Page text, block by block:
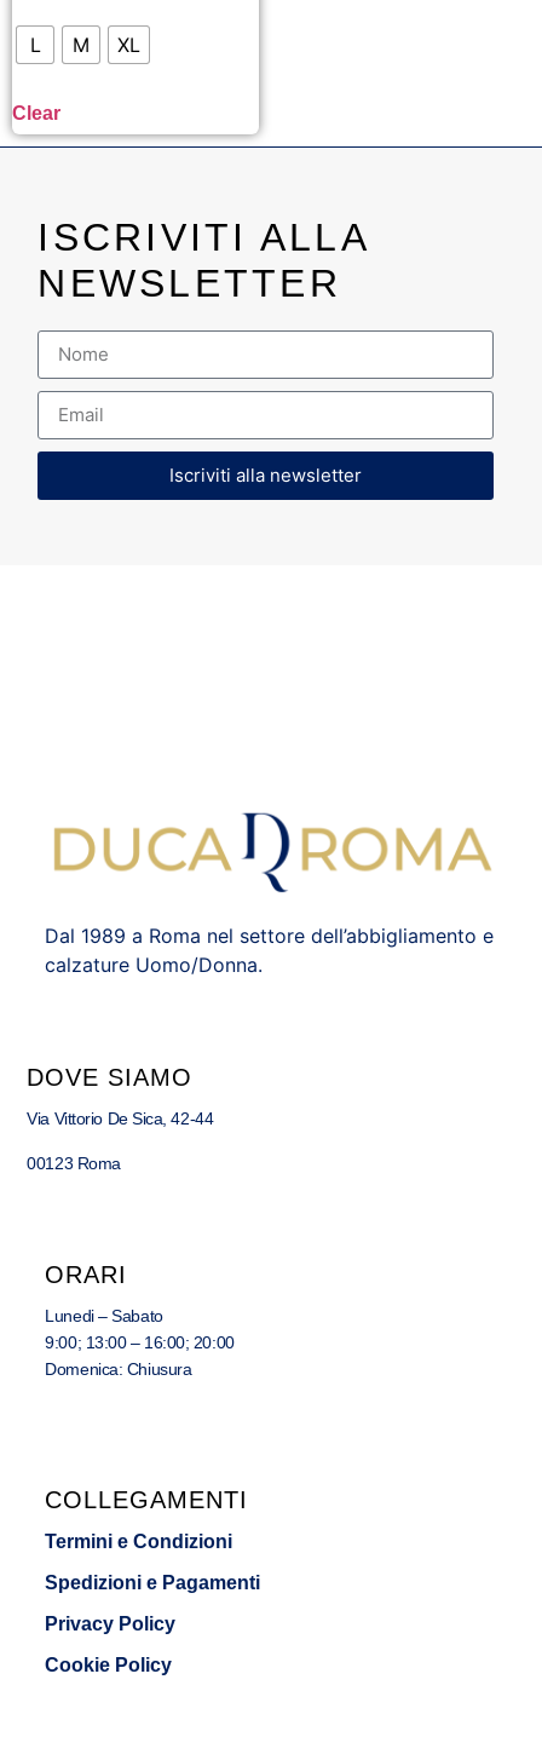
L M XL
Clear
ISCRIVITI ALLA
NEWSLETTER
Iscriviti alla newsletter
Dal 1989 a Roma nel settore dell’abbigliamento e
calzature Uomo/Donna.
DOVE SIAMO
Via Vittorio De Sica, 42-44
00123 Roma
ORARI
Lunedi – Sabato
9:00; 13:00 – 16:00; 20:00
Domenica: Chiusura
COLLEGAMENTI
Termini e Condizioni
Spedizioni e Pagamenti
Privacy Policy
Cookie Policy